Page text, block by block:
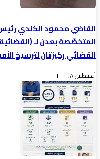
القاضي محمود الكلدي
المتخصّصة بعدن لـ
القضائي ركيزتان لترسيخ
أغسطس ٨, ٢٠٢٦